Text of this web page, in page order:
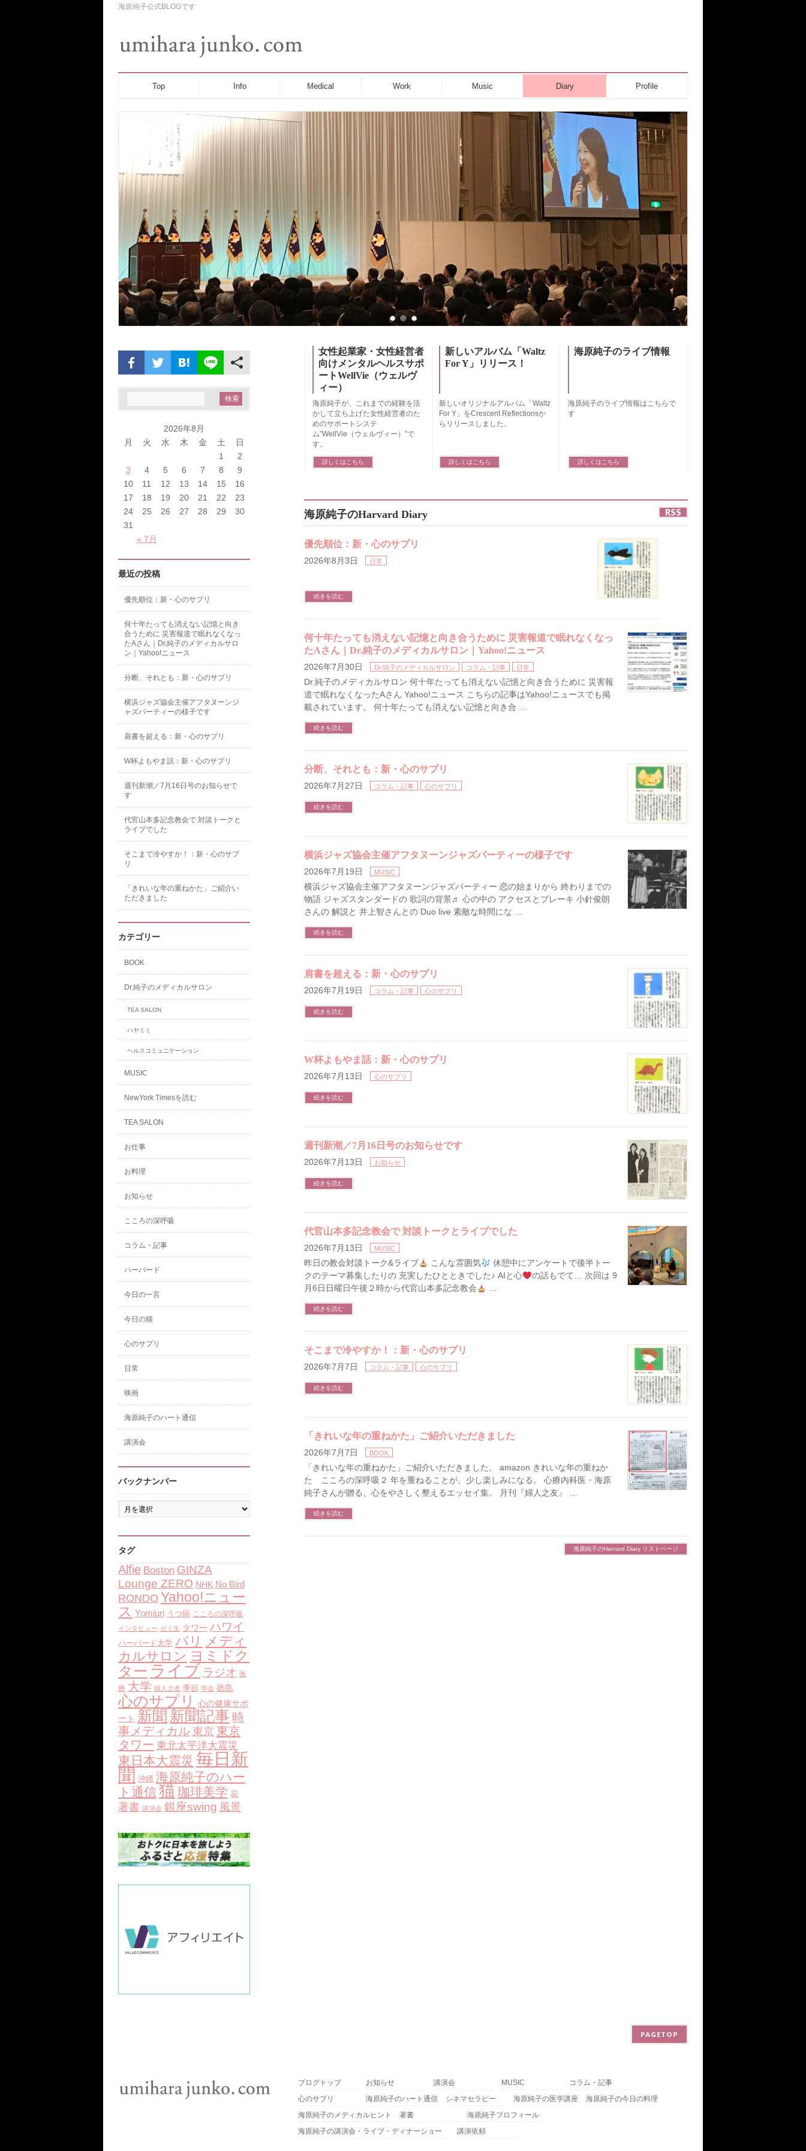
海原純子公式BLOGです
Top Info Medical Work Music Diary Profile
女性起業家・女性経営者
向けメンタルヘルスサポ
ートWellVie（ウェルヴ
ィー）
海原純子が、これまでの経験を活
かして立ち上げた女性経営者のた
めのサポートシステ
ム”WellVie（ウェルヴィー）”で
す。
詳しくはこちら
新しいアルバム「Waltz
For Y」リリース！
新しいオリジナルアルバム「Waltz
For Y」をCrescent Reflectionsか
らリリースしました。
詳しくはこちら
海原純子のライブ情報
海原純子のライブ情報はこちらで
す
詳しくはこちら
海原純子のHarvard Diary RSS
優先順位：新・心のサプリ
2026年8月3日 日常
続きを読む
何十年たっても消えない記憶と向き合うために 災害報道で眠れなくなっ
たAさん｜Dr.純子のメディカルサロン｜Yahoo!ニュース
2026年7月30日 Dr.純子のメディカルサロン コラム・記事 日常
Dr.純子のメディカルサロン 何十年たっても消えない記憶と向き合うために 災害報
道で眠れなくなったAさん Yahoo!ニュース こちらの記事はYahoo!ニュースでも掲
載されています。 何十年たっても消えない記憶と向き合 …
続きを読む
分断、それとも：新・心のサプリ
2026年7月27日 コラム・記事 心のサプリ
続きを読む
横浜ジャズ協会主催アフタヌーンジャズパーティーの様子です
2026年7月19日 MUSIC
横浜ジャズ協会主催アフタヌーンジャズパーティー 恋の始まりから 終わりまでの
物語 ジャズスタンダードの 歌詞の背景♬ 心の中の アクセスとブレーキ 小針俊朗
さんの 解説と 井上智さんとの Duo live 素敵な時間にな …
続きを読む
肩書を超える：新・心のサプリ
2026年7月19日 コラム・記事 心のサプリ
続きを読む
W杯よもやま話：新・心のサプリ
2026年7月13日 心のサプリ
続きを読む
週刊新潮／7月16日号のお知らせです
2026年7月13日 お知らせ
続きを読む
代官山本多記念教会で 対談トークとライブでした
2026年7月13日 MUSIC
昨日の教会対談トーク&ライブ こんな雰囲気
休憩中にアンケートで後半トー
クのテーマ募集したりの 充実したひとときでした♪ AIと心
の話もでて… 次回は 9
月6日日曜日午後２時から代官山本多記念教会
…
続きを読む
そこまで冷やすか！：新・心のサプリ
2026年7月7日 コラム・記事 心のサプリ
続きを読む
「きれいな年の重ねかた」ご紹介いただきました
2026年7月7日 BOOK
「きれいな年の重ねかた」ご紹介いただきました。 amazon きれいな年の重ねか
た こころの深呼吸２ 年を重ねることが、少し楽しみになる。 心療内科医・海原
純子さんが贈る、心をやさしく整えるエッセイ集。 月刊『婦人之友』 …
続きを読む
海原純子のHarvard Diary リストページ
2026年8月
月
火 水 木 金 土 日
« 7月
1
2
3
4 5 6 7 8
9
10
11 12 13 14 15
16
17
18 19 20 21 22
23
24
25 26 27 28 29
30
31
最近の投稿
優先順位：新・心のサプリ
何十年たっても消えない記憶と向き
合うために 災害報道で眠れなくなっ
たAさん｜Dr.純子のメディカルサロ
ン｜Yahoo!ニュース
分断、それとも：新・心のサプリ
横浜ジャズ協会主催アフタヌーンジ
ャズパーティーの様子です
肩書を超える：新・心のサプリ
W杯よもやま話：新・心のサプリ
週刊新潮／7月16日号のお知らせで
す
代官山本多記念教会で 対談トークと
ライブでした
そこまで冷やすか！：新・心のサプ
リ
「きれいな年の重ねかた」ご紹介い
ただきました
カテゴリー
BOOK
Dr.純子のメディカルサロン
TEA SALON
ハヤミミ
ヘルスコミュニケーション
MUSIC
NewYork Timesを読む
TEA SALON
お仕事
お料理
お知らせ
こころの深呼吸
コラム・記事
ハーバード
今日の一言
今日の猫
心のサプリ
日常
映画
海原純子のハート通信
講演会
バックナンバー
バ
ッ
ナ
ン
バ
ー
タグ
Alfie Boston GINZA
Lounge ZERO NHK No Bird
RONDO Yahoo!ニュー
ス Yomiuri うつ病 こころの深呼吸
インタビュー ゼミ生 タワー ハワイ
ハーバード大学 パリ メディ
カルサロン ヨミドク
ター ライブ ラジオ 医
療 大学 婦人之友 季節 学会 徳島
心のサプリ
心の健康サポ
ート 新聞 新聞記事 時
事メディカル 東京 東京
タワー 東北太平洋大震災
東日本大震災 毎日新
聞 沖縄 海原純子のハー
ト通信猫 珈琲美学 花
著書 講演会 銀座swing 風景
PAGETOP
ブログトップ お知らせ 講演会 MUSIC
コラム・記事
心のサプリ
海原純子のハート通信 シネマセラピー 海原純子の医学講座
海原純子の今日の料理
海原純子のメディカルヒント
著書
海原純子プロフィール
海原純子の講演会・ライブ・ディナーショー
講演依頼